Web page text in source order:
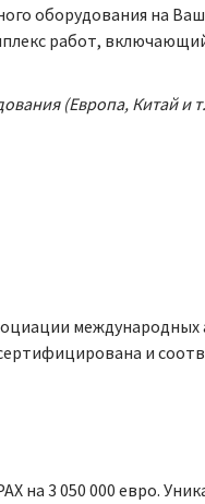
оборудования на
работ,
(Европа, Китай и
и
на 3 050 000 евро.